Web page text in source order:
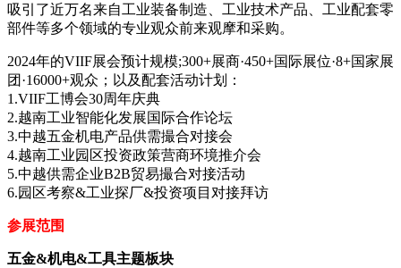
吸引了近万名来自工业装备制造、工业技术产品、工业配套零
部件等多个领域的专业观众前来观摩和采购。
2024年的VIIF展会预计规模;300+展商·450+国际展位·8+国家展
团·16000+观众；以及配套活动计划：
1.VIIF工博会30周年庆典
2.越南工业智能化发展国际合作论坛
3.中越五金机电产品供需撮合对接会
4.越南工业园区投资政策营商环境推介会
5.中越供需企业B2B贸易撮合对接活动
6.园区考察&工业探厂&投资项目对接拜访
参展范围
五金&机电&工具主题板块